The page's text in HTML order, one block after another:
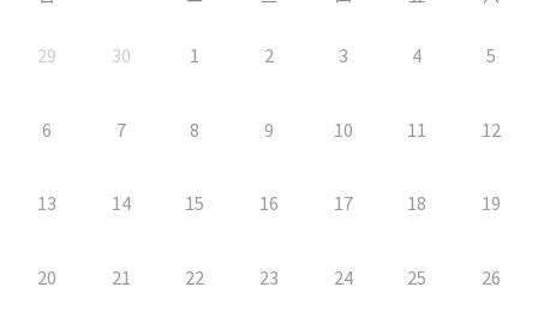
29 30 1 2 3 4 5
6 7 8 9 10 11 12
13 14 15 16 17 18 19
20 21 22 23 24 25 26